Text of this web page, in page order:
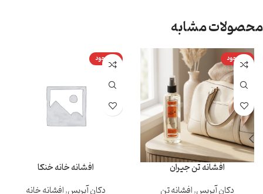
محصولات مشابه
ناموجود
افشانه تن جیران
ناموجود
افشانه خانه خنکا